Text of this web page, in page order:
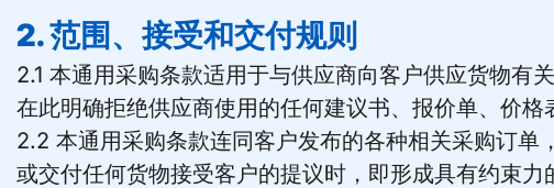
2. 范围、接受和交付规则
2.1 本通用采购条款适用于与供应商向客户供应货物有
在此明确拒绝供应商使用的任何建议书、报价单、价
2.2 本通用采购条款连同客户发布的各种相关采购订
或交付任何货物接受客户的提议时，即形成具有约束